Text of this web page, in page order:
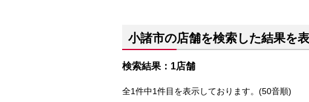
小諸市の店舗を検索した結果を
検索結果：1店舗
全1件中1件目を表示しております。(50音順)